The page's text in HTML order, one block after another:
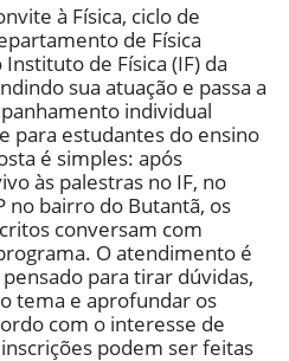
à Física, ciclo de
de Física
de Física (IF) da
sua atuação e passa a
individual
para estudantes do ensino
é simples: após
às palestras no IF, no
no bairro do Butantã, os
conversam com
O atendimento é
para tirar dúvidas,
tema e aprofundar os
com o interesse de
podem ser feitas